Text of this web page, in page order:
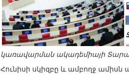
կառավարման ակադեմիայի
Հունիսի սկիզբը և ամբողջ